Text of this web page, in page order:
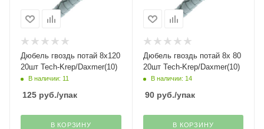
Дюбель гвоздь потай 8х120
20шт Tech-Krep/Daxmer(10)
В наличии: 11
125 руб./упак
В КОРЗИНУ
Дюбель гвоздь потай 8х 80
20шт Tech-Krep/Daxmer(10)
В наличии: 14
90руб./упак
В КОРЗИНУ